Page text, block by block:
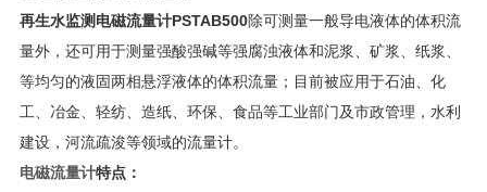
再生水监测电磁流量计PSTAB500除可测量一般导电液体的体积流
量外，还可用于测量强酸强碱等强腐浊液体和泥浆、矿浆、纸浆、
等均匀的液固两相悬浮液体的体积流量；目前被应用于石油、化
工、冶金、轻纺、造纸、环保、食品等工业部门及市政管理，水利
建设，河流疏浚等领域的流量计。
电磁流量计特点：